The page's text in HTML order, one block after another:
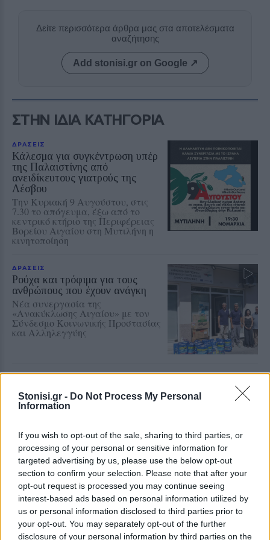
Stonisi.gr - Do Not Process My Personal
Information
If you wish to opt-out of the sale, sharing to third parties, or
processing of your personal or sensitive information for
targeted advertising by us, please use the below opt-out
section to confirm your selection. Please note that after your
opt-out request is processed you may continue seeing
interest-based ads based on personal information utilized by
us or personal information disclosed to third parties prior to
your opt-out. You may separately opt-out of the further
disclosure of your personal information by third parties on the
Δείτε περισσότερα άρθρα μας στα αποτελέσματα
αναζήτησης
Add stonisi.gr on Google ↗
ΣΤΗΝ ΙΔΙΑ ΚΑΤΗΓΟΡΙΑ
ΔΡΑΣΕΙΣ
Κάλεσμα για συγκέντρωση υπέρ
της Παλαιστίνης από
ανειδίκευτους γιατρούς της
Λέσβου
Την Κυριακή 9 Αυγούστου, στις
7.30 το απόγευμα, έξω από το
κεντρικό κτήριο της Περιφέρειας
Βορείου Αιγαίου στη Μυτιλήνη η
κινητοποίηση
ΔΡΑΣΕΙΣ
Ρούχα και τρόφιμα για τους
ανθρώπους που έχουν ανάγκη
Νέα συνεργασία της
«Ανακύκλωσης Αιγαίου» με τον
Σύνδεσμο Κοινωνικής Προστασίας
και Αλληλεγγύης
παιδιά της «Κυψέλης»
Μουσική, τραγούδι και χορός στη
Ελληνικό Ερυθρό Σταυρό και την
98 ΑΔΤΕ
ΡΕΠΟΡΤΑΖ ΔΡΑΣΕΙΣ
Στο Πανελλήνιον έκθεση
σύνδεσης του σήμερα της
Μυτιλήνης με το χθες
Μια έκθεση διοργανωμένη από τον